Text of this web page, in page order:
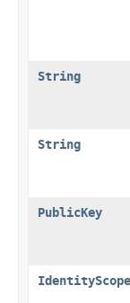
String
String
PublicKey
IdentityScope